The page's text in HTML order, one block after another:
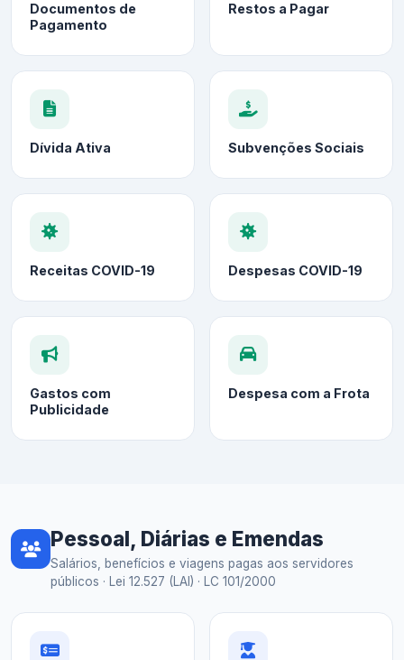
Documentos de
Pagamento
Restos a Pagar
Dívida Ativa Subvenções Sociais
Receitas COVID-19 Despesas COVID-19
Gastos com
Publicidade
Despesa com a Frota
Pessoal, Diárias e Emendas
Salários, benefícios e viagens pagas aos servidores
públicos · Lei 12.527 (LAI) · LC 101/2000